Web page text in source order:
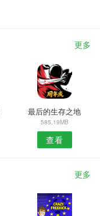
更多
最后的生存之地
585.19MB
查看
更多